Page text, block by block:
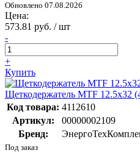
Обновлено 07.08.2026
Цена:
573.81 руб. / шт
-
+
Купить
Щеткодержатель MTF 12.5х32
Код товара: 4112610
Артикул:
00000002109
Бренд:
Под заказ